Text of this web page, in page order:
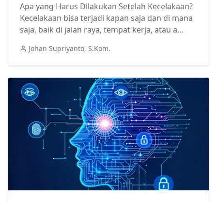
Apa yang Harus Dilakukan Setelah Kecelakaan?
Kecelakaan bisa terjadi kapan saja dan di mana
saja, baik di jalan raya, tempat kerja, atau a...
Johan Supriyanto, S.Kom.